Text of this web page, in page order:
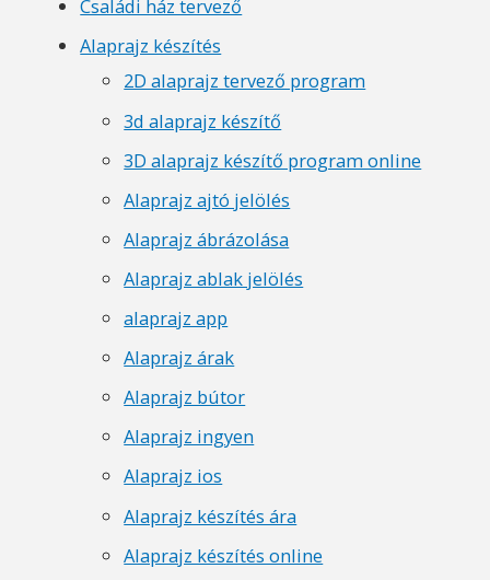
Családi ház tervező
Alaprajz készítés
2D alaprajz tervező program
3d alaprajz készítő
3D alaprajz készítő program online
Alaprajz ajtó jelölés
Alaprajz ábrázolása
Alaprajz ablak jelölés
alaprajz app
Alaprajz árak
Alaprajz bútor
Alaprajz ingyen
Alaprajz ios
Alaprajz készítés ára
Alaprajz készítés online